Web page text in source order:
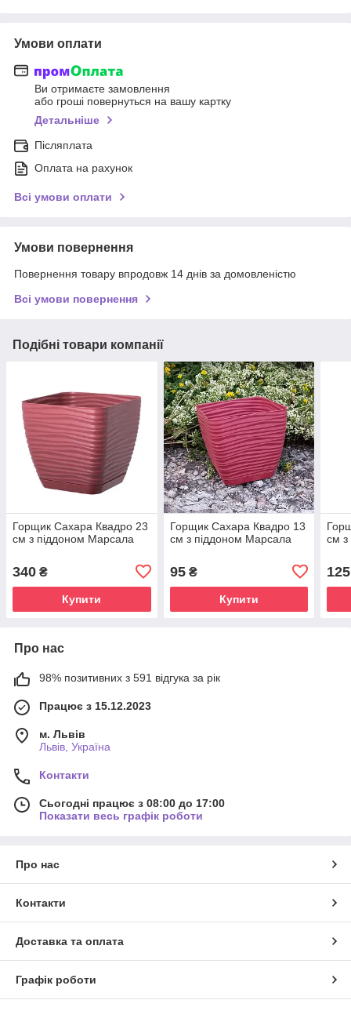
Умови оплати
Ви отримаєте замовлення
або гроші повернуться на вашу картку
Детальніше
Післяплата
Оплата на рахунок
Всі умови оплати
Умови повернення
Повернення товару впродовж 14 днів за домовленістю
Всі умови повернення
Подібні товари компанії
Горщик Сахара Квадро 23
см з піддоном Марсала
340 ₴
Купити
Горщик Сахара Квадро 13
см з піддоном Марсала
95₴
Купити
см з
125
Про нас
98% позитивних з 591 відгука за рік
Працює з 15.12.2023
м. Львів
Львів, Україна
Контакти
Сьогодні працює з 08:00 до 17:00
Показати весь графік роботи
Про нас
Контакти
Доставка та оплата
Графік роботи